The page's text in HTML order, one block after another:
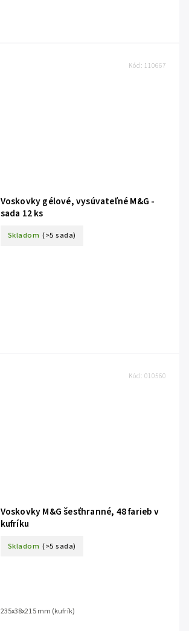
Voskovky gélové, vysúvateľné M&G -
sada 12 ks
Skladom (>5 sada)
Kód: 110667
Voskovky M&G šesťhranné, 48 farieb v
kufríku
Skladom (>5 sada)
235x38x215 mm (kufrík)
Kód: 010560